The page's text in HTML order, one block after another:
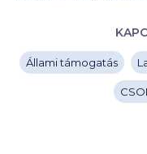
Állami támogatás